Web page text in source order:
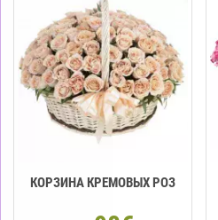
КОРЗИНА КРЕМОВЫХ РОЗ